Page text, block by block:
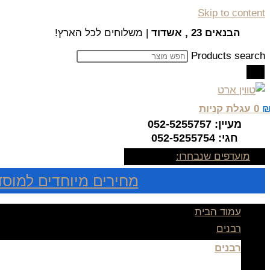
Skip to content
הבנאים 23 , אשדוד
| משלוחים לכל הארץ!
Products search
0 עגלת קניות
מעיין: 052-5255757
חגי: 052-5255754
מועדפים שנבחרו:
מחירים מיוחדים
עמוד הבית
רבנים
רבנים